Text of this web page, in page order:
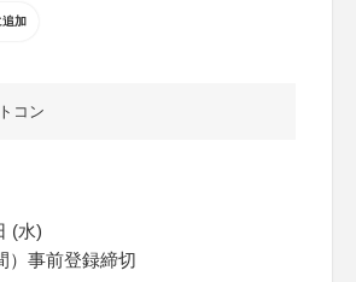
加
コン
(水)
）事前登録締切